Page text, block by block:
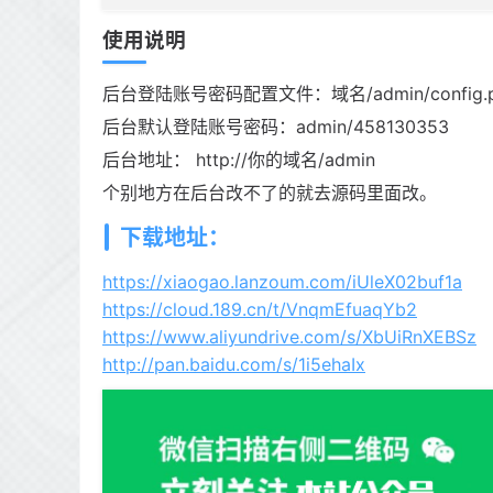
使用说明
后台登陆账号密码配置文件：域名/admin/
后台默认登陆账号密码：admin/458130353
后台地址： http://你的域名/admin
个别地方在后台改不了的就去源码里面改。
下载地址：
https://xiaogao.lanzoum.com/iUleX02buf1a
https://cloud.189.cn/t/VnqmEfuaqYb2
https://www.aliyundrive.com/s/XbUiRnXEBSz
http://pan.baidu.com/s/1i5ehaIx